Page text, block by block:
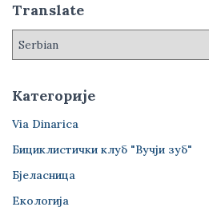
а
:
Translate
Категорије
Via Dinarica
Бициклистички клуб "Вучји зуб"
Бјеласница
Екологија